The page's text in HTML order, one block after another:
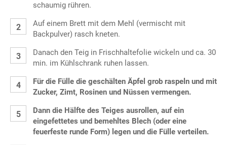
schaumig rühren.
Auf einem Brett mit dem Mehl (vermischt mit
Backpulver) rasch kneten.
Danach den Teig in Frischhaltefolie wickeln und ca. 30
min. im Kühlschrank ruhen lassen.
Für die Fülle die geschälten Äpfel grob raspeln und mit
Zucker, Zimt, Rosinen und Nüssen vermengen.
Dann die Hälfte des Teiges ausrollen, auf ein
eingefettetes und bemehltes Blech (oder eine
feuerfeste runde Form) legen und die Fülle verteilen.